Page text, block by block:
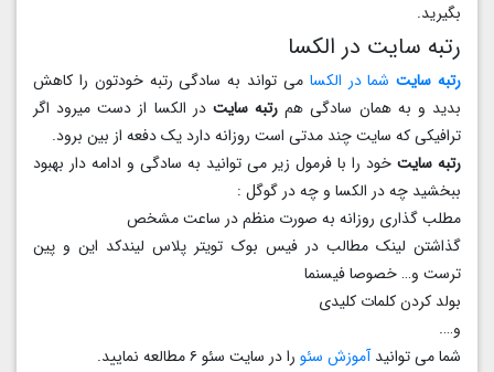
بگیرید.
رتبه سایت در الکسا
رتبه سایتشما در الکسامی تواند به سادگی رتبه خودتون را کاهش
بدید و به همان سادگی هم رتبه سایتدر الکسا از دست میرود اگر
ترافیکی که سایت چند مدتی است روزانه دارد یک دفعه از بین برود.
رتبه سایتخود را با فرمول زیر می توانید به سادگی و ادامه دار بهبود
ببخشید چه در الکسا و چه در گوگل :
مطلب گذاری روزانه به صورت منظم در ساعت مشخص
گذاشتن لینک مطالب در فیس بوک تویتر پلاس لیندکد این و پین
ترست و… خصوصا فیسنما
بولد کردن کلمات کلیدی
و….
شما می توانیدآموزش سئورا در سایت سئو ۶ مطالعه نمایید.